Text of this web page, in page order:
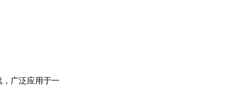
广泛应用于一